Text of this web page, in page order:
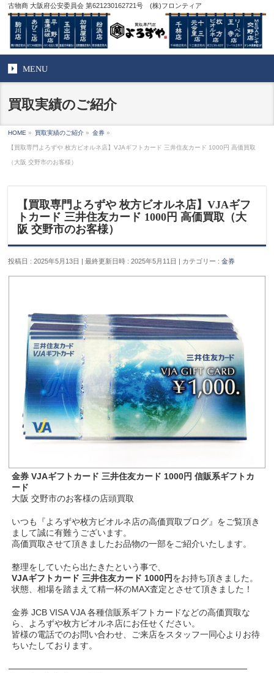
古物商 大阪府公安委員会 第621230162721号 (株)フロンティア
MENU
買取実績のご紹介
HOME » 買取実績のご紹介 » 金券 »
【買取専門よろずや 枚方ビオルネ店】VJAギフトカード 三井住友カード 1000円 高価買取
（大阪 交野市のお客様）
【買取専門よろずや 枚方ビオルネ店】VJAギフ
トカード 三井住友カード 1000円 高価買取（大
阪 交野市のお客様）
投稿日 : 2025年5月13日 最終更新日時 : 2025年5月11日 カテゴリー :金券
金券 VJAギフトカード 三井住友カード 1000円 信販系ギフトカ
ード
大阪 交野市のお客様の店頭買取
いつも『よろずや枚方ビオルネ店の高価買取ブログ』をご覧頂き
まして誠に有難うございます。
高価買取させて頂きましたお品物の一部をご紹介いたします。
整理をしていたら出たきたという事で、
VJAギフトカード 三井住友カード 1000円をお持ち頂きました。
状態、相場を踏まえて精一杯のMAX査定とさせて頂きました！
金券 JCB VISA VJA 各種信販系ギフトカードなどの高価買取な
ら、よろずや枚方ビオルネ店にお任せください。
皆様の電話でのお問い合わせ、ご来店をスタッフ一同心よりお待
ちいたしております。
───────────────────────────────────────